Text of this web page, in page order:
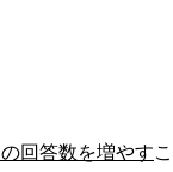
回答数を増やす